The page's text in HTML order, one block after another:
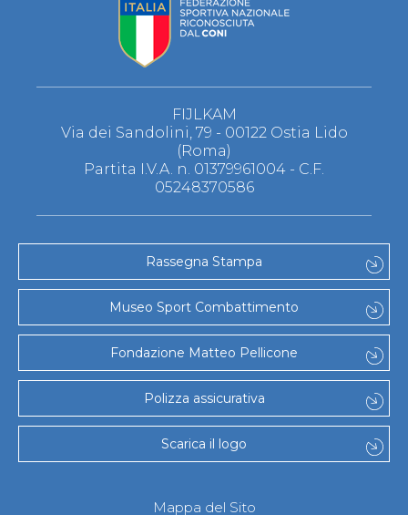
Ju Jitsu
Sumo
Capoeira
BJJ
S'istrumpa
News
Calendario Attività
Difesa Personale MGA
La disciplina
Mappa del sito
Cerca
Contatti
News
Cookies Accept
Newsletter
Catalogo formativo
Webinar
Corsi Monotematici
Corsi FIJLKAM-FISDIR
Corsi Preparatore Fisico
Edutraining class - Didattica infantile
Corso Direttore di Gara
FIJLKAM
Via dei Sandolini, 79 - 00122 Ostia Lido
(Roma)
Partita I.V.A. n. 01379961004 - C.F.
05248370586
Rassegna Stampa
Museo Sport Combattimento
Fondazione Matteo Pellicone
Polizza assicurativa
Scarica il logo
Mappa del Sito